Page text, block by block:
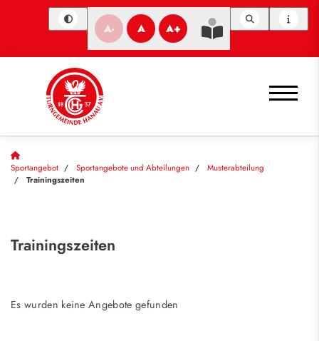
A- A A+
Sportangebot Sportangebote und Abteilungen
Musterabteilung
Trainingszeiten
Trainingszeiten
Es wurden keine Angebote gefunden